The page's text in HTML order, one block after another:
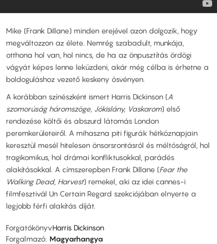
Mike (Frank Dillane) minden erejével azon dolgozik, hogy
megváltozzon az élete. Nemrég szabadult, munkája,
otthona hol van, hol nincs, de ha az önpusztítás ördögi
vágyát képes lenne leküzdeni, akár még célba is érhetne a
boldoguláshoz vezető keskeny ösvényen.
A korábban színészként ismert Harris Dickinson (A
szomorúság háromszöge, Jókislány, Vaskarom) első
rendezése költői és abszurd látomás London
peremkerületeiről. A mihaszna piti figurák hétköznapjain
keresztül mesél hitelesen önsorsrontásról és méltóságról, hol
tragikomikus, hol drámai konfliktusokkal, parádés
alakításokkal. A címszerepben Frank Dillane (Fear the
Walking Dead, Harvest) remekel, aki az idei cannes-i
filmfesztivál Un Certain Regard szekciójában elnyerte a
legjobb férfi alakítás díját.
ForgatókönyvHarris Dickinson
Forgalmazó Magyarhangya